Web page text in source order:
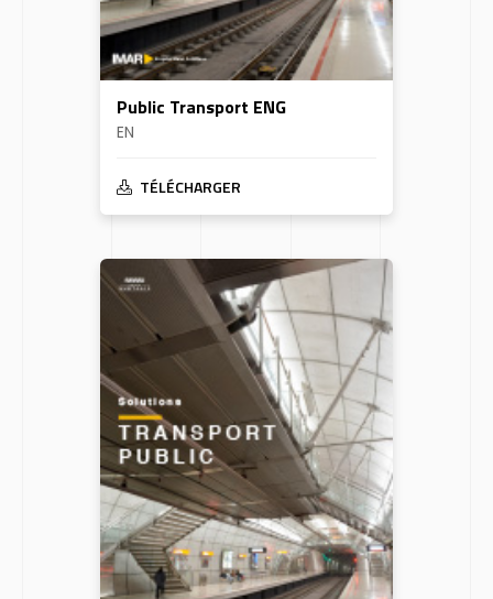
Public Transport ENG
EN
TÉLÉCHARGER